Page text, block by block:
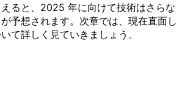
ると、2025 年に向けて技術はさらな
予想されます。次章では、現在直面し
て詳しく見ていきましょう。